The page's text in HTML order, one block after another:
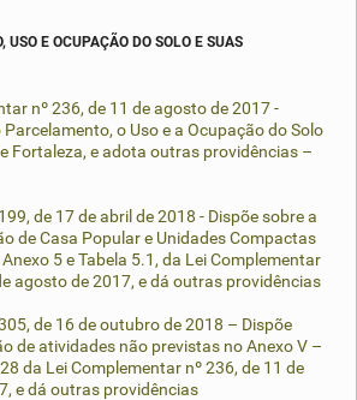
E OCUPAÇÃO DO SOLO E SUAS
nº 236, de 11 de agosto de 2017 -
Parcelamento, o Uso e a Ocupação do Solo
Fortaleza, e adota outras providências –
de 17 de abril de 2018 - Dispõe sobre a
de Casa Popular e Unidades Compactas
5 e Tabela 5.1, da Lei Complementar
agosto de 2017, e dá outras providências
de 16 de outubro de 2018 – Dispõe
de atividades não previstas no Anexo V –
da Lei Complementar nº 236, de 11 de
e dá outras providências